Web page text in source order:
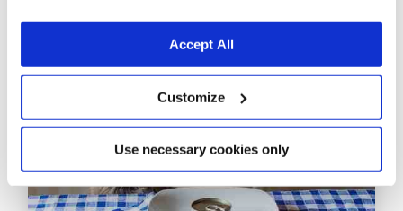
Accept All
Customize
Use necessary cookies only
Sopiiko kasvisruokavalio kissalle ja